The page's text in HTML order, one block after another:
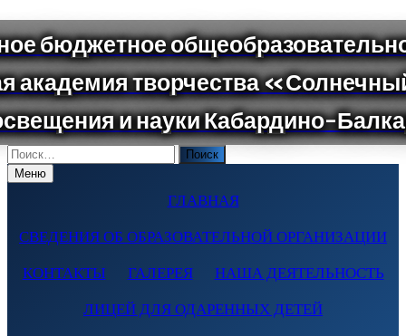
Поиск
по:Меню
ГЛАВНАЯ
СВЕДЕНИЯ ОБ ОБРАЗОВАТЕЛЬНОЙ ОРГАНИЗАЦИИ
КОНТАКТЫ ГАЛЕРЕЯ НАША ДЕЯТЕЛЬНОСТЬ
ЛИЦЕЙ ДЛЯ ОДАРЕННЫХ ДЕТЕЙ